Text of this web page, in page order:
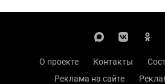
О проекте Контакты
Реклама на сайте